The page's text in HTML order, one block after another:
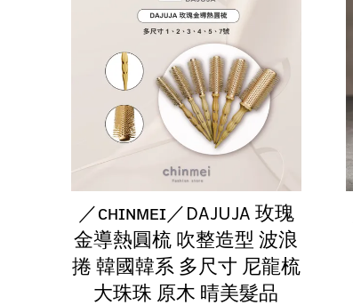
／ᴄʜɪɴᴍᴇɪ／DAJUJA 玫瑰
金導熱圓梳 吹整造型 波浪
捲 韓國韓系 多尺寸 尼龍梳
大珠珠 原木 晴美髮品